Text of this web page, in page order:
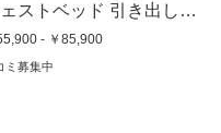
ストベッド 引き出し収
イプ ヘッドレスタイプ
レームのみ）
- ￥85,900
ミ募集中